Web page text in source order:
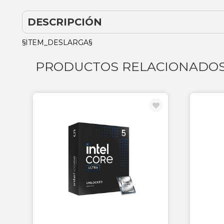
DESCRIPCIÓN
§ITEM_DESLARGA§
PRODUCTOS